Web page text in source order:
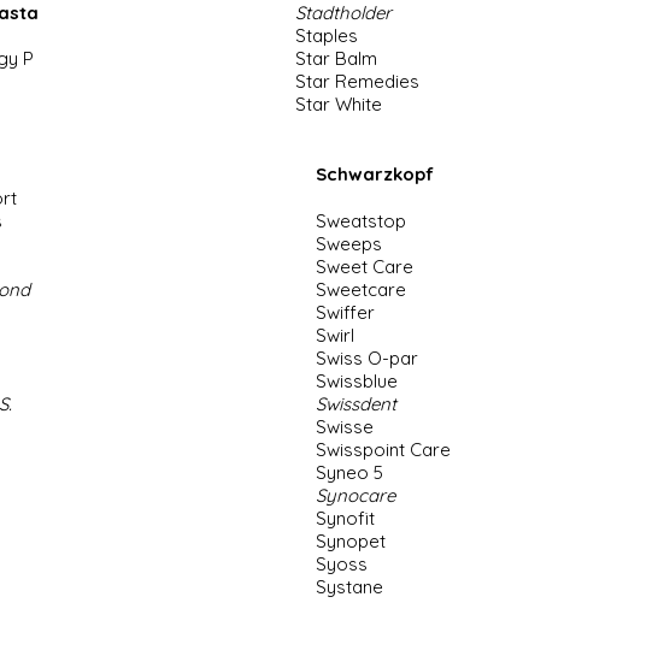
P
Stadtholder
Staples
Star Balm
Star Remedies
Star White
Schwarzkopf
Sweatstop
Sweeps
Sweet Care
Sweetcare
Swiffer
Swirl
Swiss O-par
Swissblue
Swissdent
Swisse
Swisspoint Care
Syneo 5
Synocare
Synofit
Synopet
Syoss
Systane